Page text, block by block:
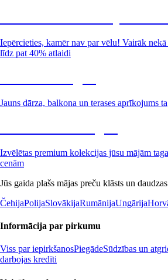
Iepērcieties, kamēr nav par vēlu! Vairāk
līdz pat 40% atlaidi
Jauns dārza, balkona un terases aprīkojums
Izvēlētas premium kolekcijas jūsu mājām
cenām
Jūs gaida plašs mājas preču klāsts un
ČehijaPolijaSlovākijaRumānijaUngārija
Informācija par pirkumu
Viss par iepirkšanosPiegādeSūdzības un
darbojas kredīti